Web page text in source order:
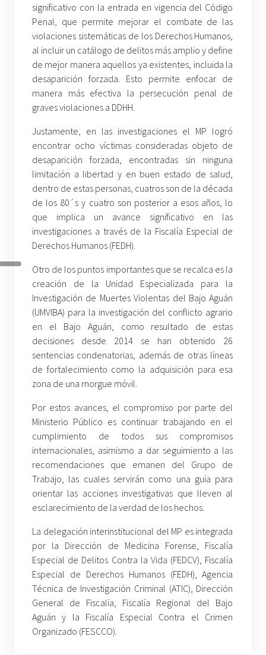
significativo con la entrada en vigencia del Código
Penal, que permite mejorar el combate de las
violaciones sistemáticas de los Derechos Humanos,
al incluir un catálogo de delitos más amplio y define
de mejor manera aquellos ya existentes, incluida la
desaparición forzada. Esto permite enfocar de
manera más efectiva la persecución penal de
graves violaciones a DDHH.
Justamente, en las investigaciones el MP logró
encontrar ocho víctimas consideradas objeto de
desaparición forzada, encontradas sin ninguna
limitación a libertad y en buen estado de salud,
dentro de estas personas, cuatros son de la década
de los 80´s y cuatro son posterior a esos años, lo
que implica un avance significativo en las
investigaciones a través de la Fiscalía Especial de
Derechos Humanos (FEDH).
Otro de los puntos importantes que se recalca es la
creación de la Unidad Especializada para la
Investigación de Muertes Violentas del Bajo Aguán
(UMVIBA) para la investigación del conflicto agrario
en el Bajo Aguán, como resultado de estas
decisiones desde 2014 se han obtenido 26
sentencias condenatorias, además de otras líneas
de fortalecimiento como la adquisición para esa
zona de una morgue móvil.
Por estos avances, el compromiso por parte del
Ministerio Público es continuar trabajando en el
cumplimiento de todos sus compromisos
internacionales, asimismo a dar seguimiento a las
recomendaciones que emanen del Grupo de
Trabajo, las cuales servirán como una guía para
orientar las acciones investigativas que lleven al
esclarecimiento de la verdad de los hechos.
La delegación interinstitucional del MP es integrada
por la Dirección de Medicina Forense, Fiscalía
Especial de Delitos Contra la Vida (FEDCV), Fiscalía
Especial de Derechos Humanos (FEDH), Agencia
Técnica de Investigación Criminal (ATIC), Dirección
General de Fiscalía, Fiscalía Regional del Bajo
Aguán y la Fiscalía Especial Contra el Crimen
Organizado (FESCCO).